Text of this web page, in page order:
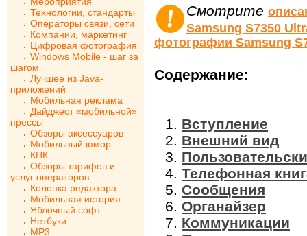
Технологии, стандарты
Операторы связи, сети
Компании, маркетинг
Цифровая фотография
Windows Mobile - шаг за
шагом
Лучшее из Java-
приложений
Мобильная реклама
Дайджест «мобильной»
прессы
Обзоры аксессуаров
Мобильный юмор
КПК
Обзоры тарифов и
услуг операторов
Колонка редактора
Мобильная история
Яблочный софт
Нетбуки
MP3
Смотрите
Samsung S7350
фотографии Samsung
Содержание:
Вступление
Внешний вид
Телефонная
Сообщения
Органайзер
Коммуникации